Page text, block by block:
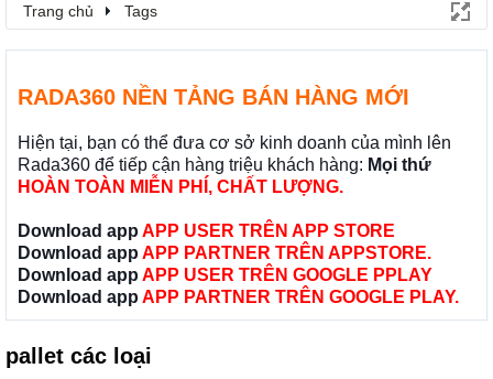
Trang chủ Tags
RADA360 NỀN TẢNG BÁN HÀNG MỚI
Hiện tại, bạn có thể đưa cơ sở kinh doanh của mình lên
Rada360 để tiếp cận hàng triệu khách hàng: Mọi thứ
HOÀN TOÀN MIỄN PHÍ, CHẤT LƯỢNG.
Download app APP USER TRÊN APP STORE
Download app APP PARTNER TRÊN APPSTORE.
Download app APP USER TRÊN GOOGLE PPLAY
Download app APP PARTNER TRÊN GOOGLE PLAY.
pallet các loại